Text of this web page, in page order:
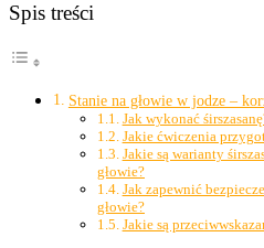
Spis treści
Stanie na głowie w jodze –
Jak wykonać
Jakie ćwiczenia
Jakie są warianty
głowie?
Jak zapewnić
głowie?
Jakie są